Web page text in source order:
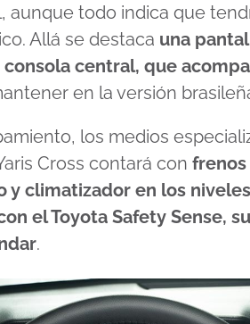
aunque todo indica que
Allá se destaca una
central, que
en la versión
los medios
Cross contará con frenos
y climatizador en los
el Toyota Safety Sense,
.